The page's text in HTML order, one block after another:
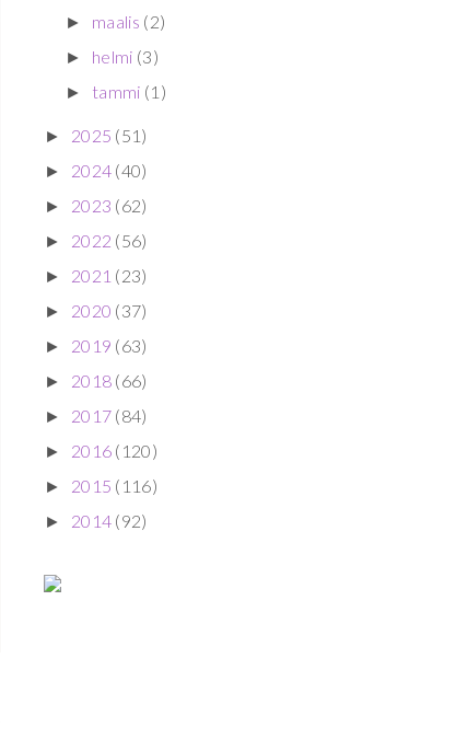
► maalis (2)
► helmi (3)
► tammi (1)
► 2025 (51)
► 2024 (40)
► 2023 (62)
► 2022 (56)
► 2021 (23)
► 2020 (37)
► 2019 (63)
► 2018 (66)
► 2017 (84)
► 2016 (120)
► 2015 (116)
► 2014 (92)